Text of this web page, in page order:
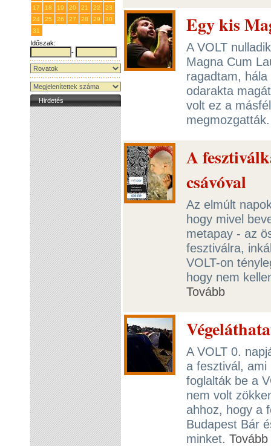
17
18 19 20 21 22
23
24
25 26 27 28 29
30
31
Időszak:
-
Hirdetés
Egy kis
A VOLT
Magna Cum
ragadtam,
odarakta
volt ez a
A
csávóval
Az elmúlt
hogy mivel
metapay - az
fesztiválra,
VOLT-on
hogy nem
Tovább
A VOLT 0.
a fesztivál,
foglalták be a
nem volt
ahhoz, hogy a
Budapest Bár
minket. Tovább